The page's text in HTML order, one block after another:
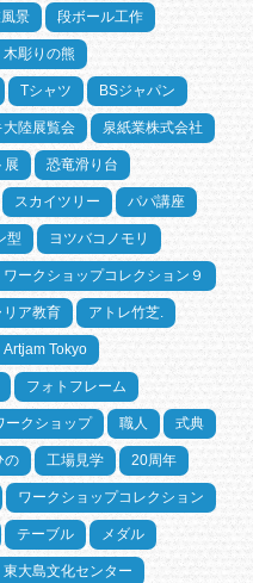
景 段ボール工作
木彫りの熊
Tシャツ BSジャパン
大陸展覧会 泉紙業株式会社
展 恐竜滑り台
スカイツリー パパ講座
型 ヨツバコノモリ
ワークショップコレクション９
リア教育 アトレ竹芝.
Artjam Tokyo
フォトフレーム
ークショップ 職人 式典
の 工場見学 20周年
ワークショップコレクション
テーブル メダル
東大島文化センター